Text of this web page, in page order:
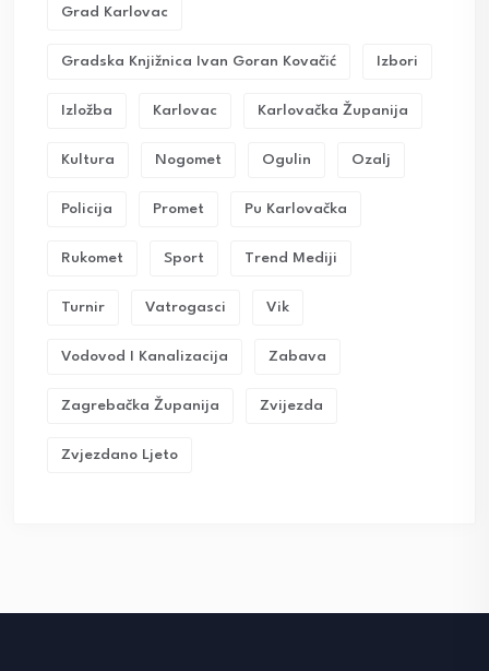
Grad Karlovac
Gradska Knjižnica Ivan Goran Kovačić Izbori
Izložba Karlovac Karlovačka Županija
Kultura Nogomet Ogulin Ozalj
Policija Promet Pu Karlovačka
Rukomet Sport Trend Mediji
Turnir Vatrogasci Vik
Vodovod I Kanalizacija Zabava
Zagrebačka Županija Zvijezda
Zvjezdano Ljeto